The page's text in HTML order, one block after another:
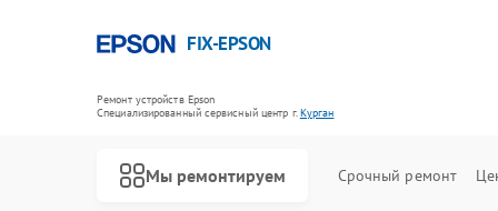
FIX-EPSON
Ремонт устройств Epson
Специализированный cервисный центр г.Курган
Мы ремонтируем Срочный ремонт